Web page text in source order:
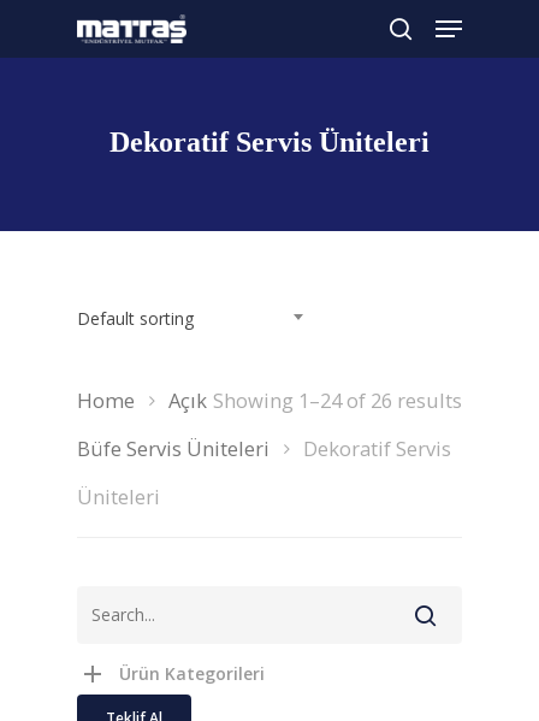
Arama yapmak için enter'a basın
Dekoratif Servis Üniteleri
Default sorting
Showing 1–24 of 26 results
Home
Açık
Büfe Servis Üniteleri
Dekoratif Servis
Üniteleri
Ürün Kategorileri